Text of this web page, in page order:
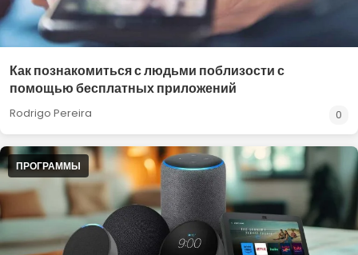
Как познакомиться с людьми поблизости с
помощью бесплатных приложений
Rodrigo Pereira 0
ПРОГРАММЫ